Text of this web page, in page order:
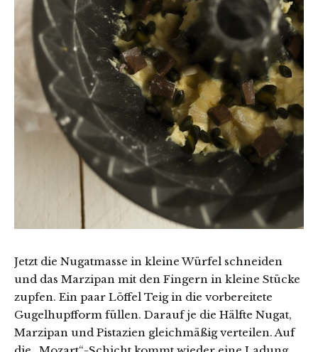
Jetzt die Nugatmasse in kleine Würfel schneiden
und das Marzipan mit den Fingern in kleine Stücke
zupfen. Ein paar Löffel Teig in die vorbereitete
Gugelhupfform füllen. Darauf je die Hälfte Nugat,
Marzipan und Pistazien gleichmäßig verteilen. Auf